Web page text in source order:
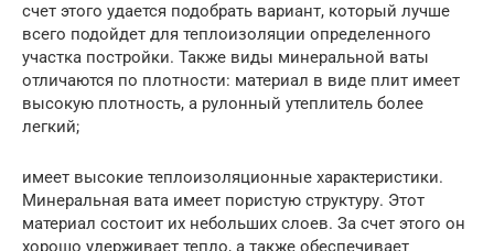
счет этого удается подобрать вариант, который лучше
всего подойдет для теплоизоляции определенного
участка постройки. Также виды минеральной ваты
отличаются по плотности: материал в виде плит имеет
высокую плотность, а рулонный утеплитель более
легкий;
имеет высокие теплоизоляционные характеристики.
Минеральная вата имеет пористую структуру. Этот
материал состоит их небольших слоев. За счет этого он
хорошо удерживает тепло, а также обеспечивает